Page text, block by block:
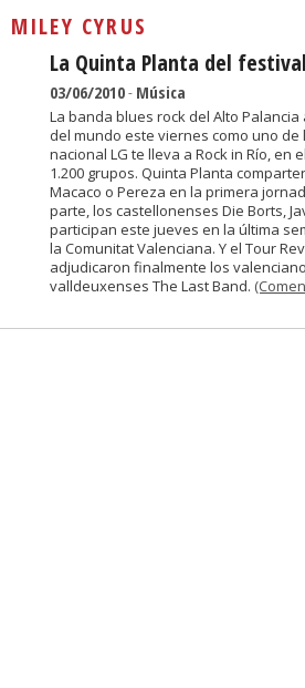
MILEY CYRUS
La Quinta Planta del
03/06/2010- Música
La banda blues rock del Alto
del mundo este viernes como uno
nacional LG te lleva a Rock in Río, en
1.200 grupos. Quinta Planta
Macaco o Pereza en la primera
parte, los castellonenses Die Borts,
participan este jueves en la última
la Comunitat Valenciana. Y el Tour
adjudicaron finalmente los
valldeuxenses The Last Band.